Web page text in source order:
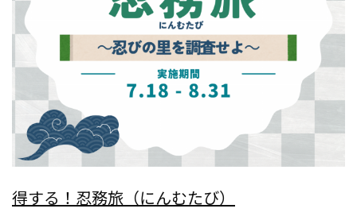
得する！忍務旅（にんむたび）